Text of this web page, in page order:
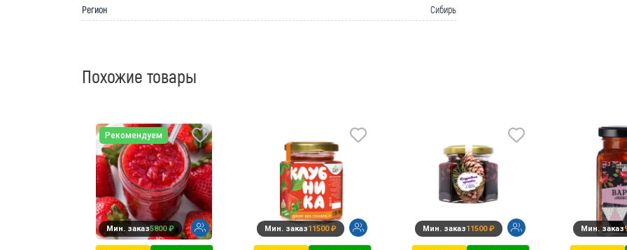
Регион
Сибирь
Похожие товары
Рекомендуем
Мин. заказ5800 ₽ Мин. заказ11500 ₽ Мин. заказ11500 ₽ Мин. заказ